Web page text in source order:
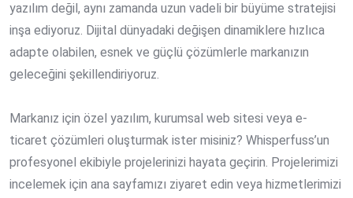
yazılım değil, aynı zamanda uzun vadeli bir büyüme stratejisi
inşa ediyoruz. Dijital dünyadaki değişen dinamiklere hızlıca
adapte olabilen, esnek ve güçlü çözümlerle markanızın
geleceğini şekillendiriyoruz.
Markanız için özel yazılım, kurumsal web sitesi veya e-
ticaret çözümleri oluşturmak ister misiniz? Whisperfuss’un
profesyonel ekibiyle projelerinizi hayata geçirin. Projelerimizi
incelemek için ana sayfamızı ziyaret edin veya hizmetlerimizi